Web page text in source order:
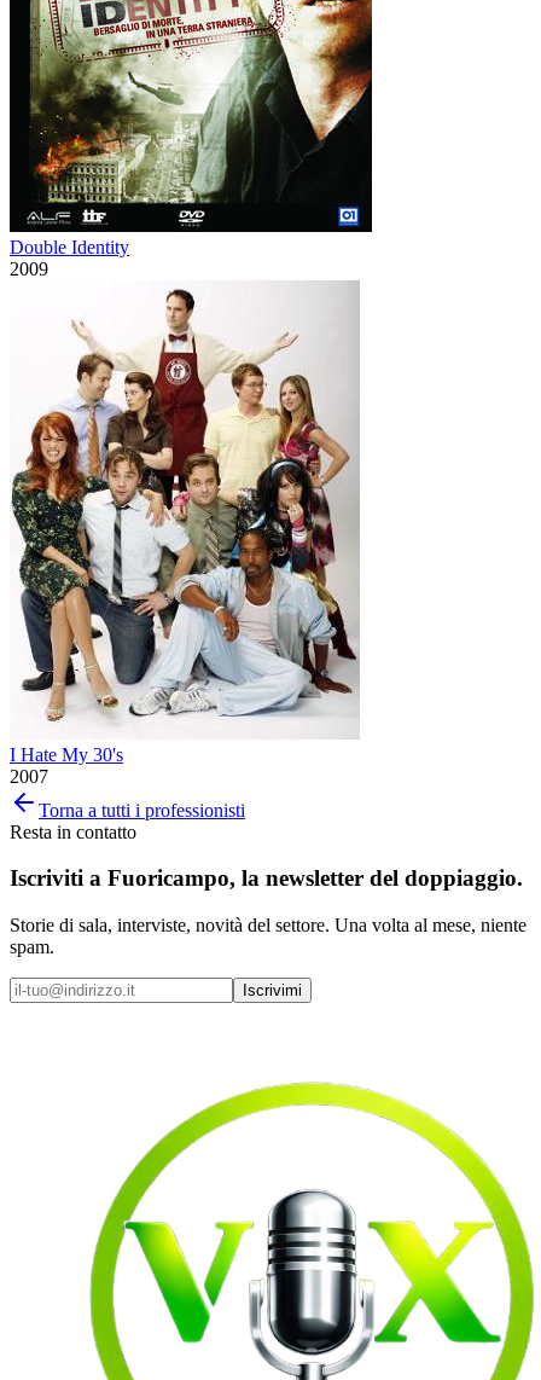
Double Identity
2009
I Hate My 30's
2007
Torna a tutti i professionisti
Resta in contatto
Iscriviti a Fuoricampo, la newsletter del doppiaggio.
Storie di sala, interviste, novità del settore. Una volta al mese, niente
spam.
Iscrivimi